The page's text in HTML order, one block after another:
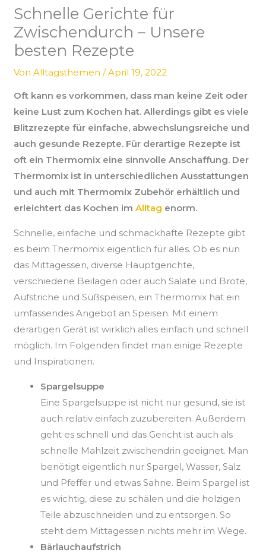
Schnelle Gerichte für
Zwischendurch – Unsere
besten Rezepte
VonAlltagsthemen/April 19, 2022
Oft kann es vorkommen, dass man keine Zeit oder
keine Lust zum Kochen hat. Allerdings gibt es viele
Blitzrezepte für einfache, abwechslungsreiche und
auch gesunde Rezepte. Für derartige Rezepte ist
oft ein Thermomix eine sinnvolle Anschaffung. Der
Thermomix ist in unterschiedlichen Ausstattungen
und auch mit Thermomix Zubehör erhältlich und
erleichtert das Kochen imAlltag enorm.
Schnelle, einfache und schmackhafte Rezepte gibt
es beim Thermomix eigentlich für alles. Ob es nun
das Mittagessen, diverse Hauptgerichte,
verschiedene Beilagen oder auch Salate und Brote,
Aufstriche und Süßspeisen, ein Thermomix hat ein
umfassendes Angebot an Speisen. Mit einem
derartigen Gerät ist wirklich alles einfach und schnell
möglich. Im Folgenden findet man einige Rezepte
und Inspirationen.
Spargelsuppe
Eine Spargelsuppe ist nicht nur gesund, sie ist
auch relativ einfach zuzubereiten. Außerdem
geht es schnell und das Gericht ist auch als
schnelle Mahlzeit zwischendrin geeignet. Man
benötigt eigentlich nur Spargel, Wasser, Salz
und Pfeffer und etwas Sahne. Beim Spargel ist
es wichtig, diese zu schälen und die holzigen
Teile abzuschneiden und zu entsorgen. So
steht dem Mittagessen nichts mehr im Wege.
Bärlauchaufstrich